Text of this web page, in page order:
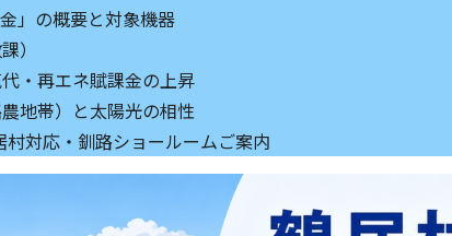
」の概要と対象機器
）
・再エネ賦課金の上昇
地帯）と太陽光の相性
対応・釧路ショールームご案内